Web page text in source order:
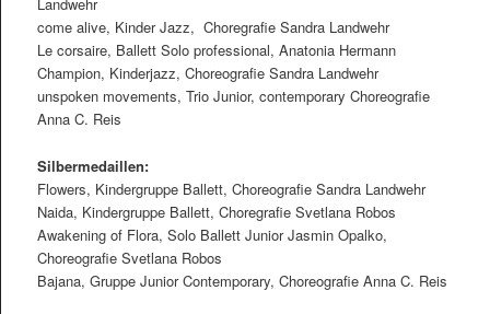
Landwehr
come alive, Kinder Jazz, Choregraﬁe Sandra Landwehr
Le corsaire, Ballett Solo professional, Anatonia Hermann
Champion, Kinderjazz, Choreograﬁe Sandra Landwehr
unspoken movements, Trio Junior, contemporary Choreograﬁe
Anna C. Reis
Silbermedaillen:
Flowers, Kindergruppe Ballett, Choreograﬁe Sandra Landwehr
Naida, Kindergruppe Ballett, Choregraﬁe Svetlana Robos
Awakening of Flora, Solo Ballett Junior Jasmin Opalko,
Choreograﬁe Svetlana Robos
Bajana, Gruppe Junior Contemporary, Choreograﬁe Anna C. Reis